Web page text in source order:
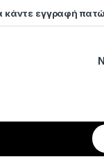
κάντε εγγραφή